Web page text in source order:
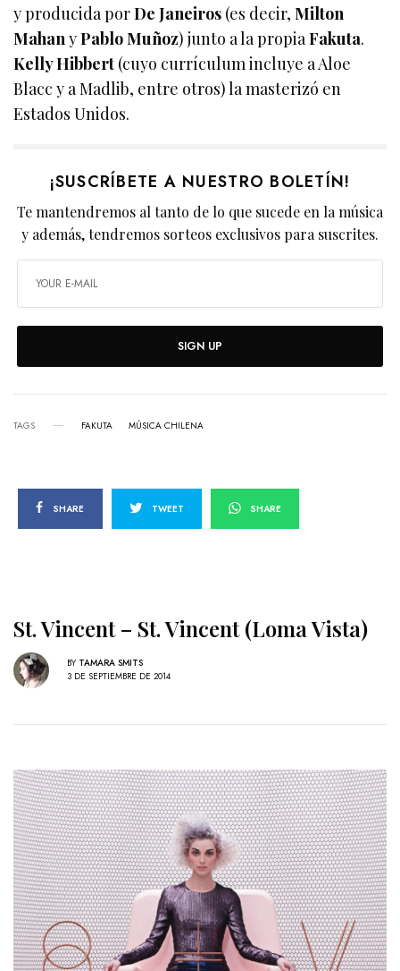
y producida porDe Janeiros (es decir,Milton
MahanyPablo Muñoz) junto a la propiaFakuta.
Kelly Hibbert (cuyo currículum incluye a Aloe
Blacc y a Madlib, entre otros) la masterizó en
Estados Unidos.
¡SUSCRÍBETE A NUESTRO BOLETÍN!
Te mantendremos al tanto de lo que sucede en la música
y además, tendremos sorteos exclusivos para suscrites.
SIGN UP
TAGS FAKUTA MÚSICA CHILENA
SHARE TWEET SHARE
St. Vincent – St. Vincent (Loma Vista)
BY TAMARA SMITS
3 DE SEPTIEMBRE DE 2014